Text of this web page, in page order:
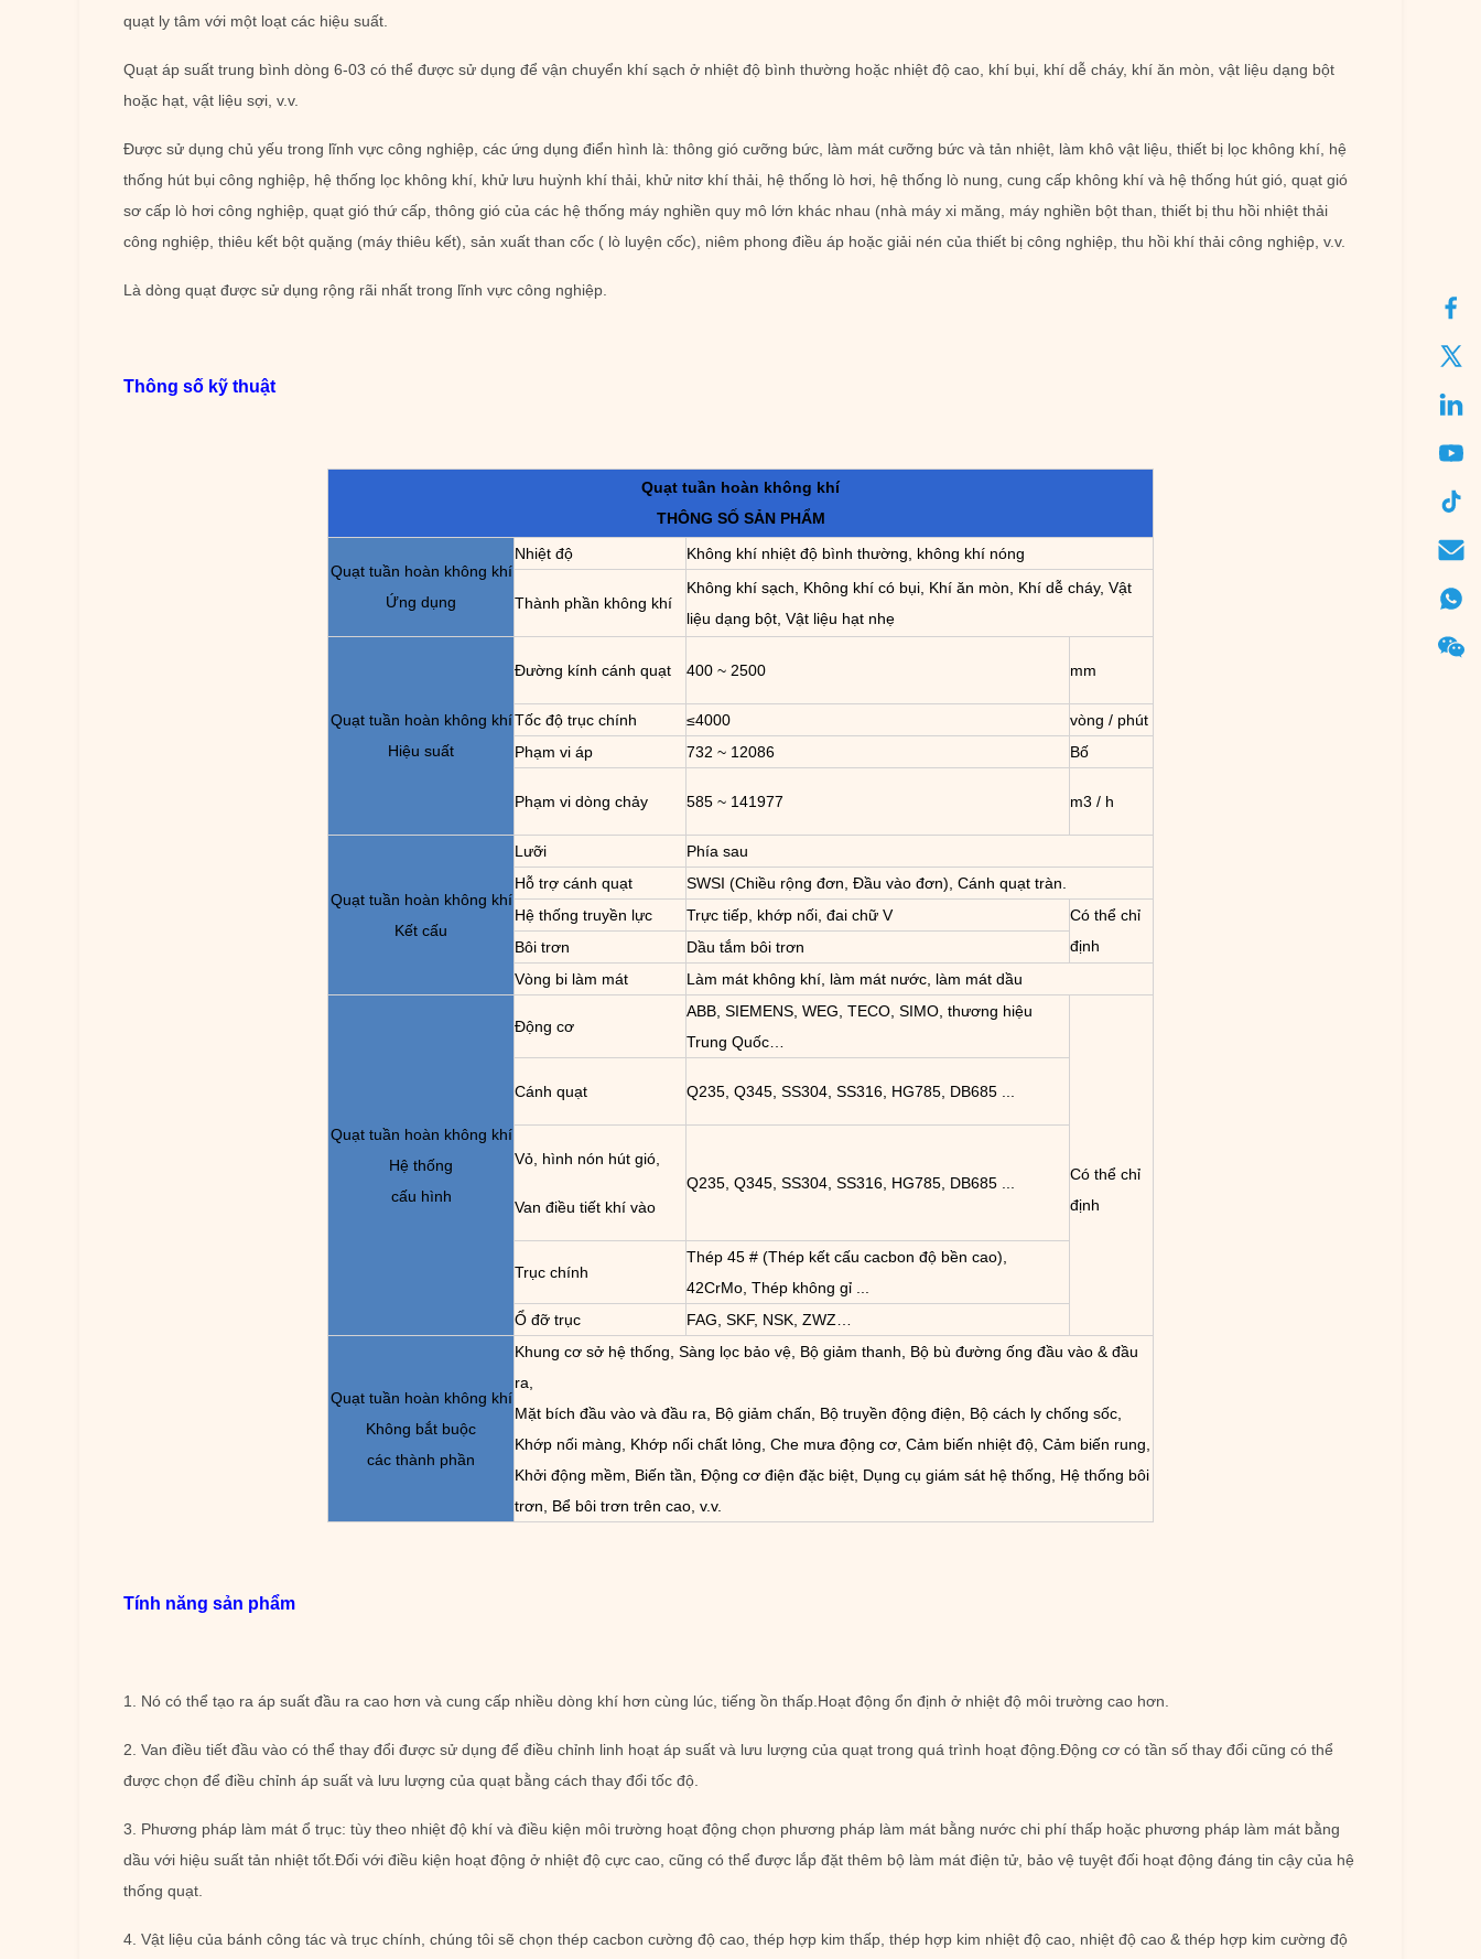
quạt ly tâm với một loạt các hiệu suất.
Quạt áp suất trung bình dòng 6-03 có thể được sử dụng để vận chuyển khí sạch ở nhiệt độ bình thường hoặc nhiệt độ cao, khí bụi, khí dễ cháy, khí ăn mòn, vật liệu dạng bột
hoặc hạt, vật liệu sợi, v.v.
Được sử dụng chủ yếu trong lĩnh vực công nghiệp, các ứng dụng điển hình là: thông gió cưỡng bức, làm mát cưỡng bức và tản nhiệt, làm khô vật liệu, thiết bị lọc không khí, hệ
thống hút bụi công nghiệp, hệ thống lọc không khí, khử lưu huỳnh khí thải, khử nitơ khí thải, hệ thống lò hơi, hệ thống lò nung, cung cấp không khí và hệ thống hút gió, quạt gió
sơ cấp lò hơi công nghiệp, quạt gió thứ cấp, thông gió của các hệ thống máy nghiền quy mô lớn khác nhau (nhà máy xi măng, máy nghiền bột than, thiết bị thu hồi nhiệt thải
công nghiệp, thiêu kết bột quặng (máy thiêu kết), sản xuất than cốc ( lò luyện cốc), niêm phong điều áp hoặc giải nén của thiết bị công nghiệp, thu hồi khí thải công nghiệp, v.v.
Là dòng quạt được sử dụng rộng rãi nhất trong lĩnh vực công nghiệp.
Thông số kỹ thuật
Quạt tuần hoàn không khí
THÔNG SỐ SẢN PHẨM
Quạt tuần hoàn không khí
Ứng dụng
Nhiệt độ Không khí nhiệt độ bình thường, không khí nóng
Thành phần không khí
Không khí sạch, Không khí có bụi, Khí ăn mòn, Khí dễ cháy, Vật
liệu dạng bột, Vật liệu hạt nhẹ
Quạt tuần hoàn không khí
Hiệu suất
Đường kính cánh quạt 400 ~ 2500 mm
Tốc độ trục chính ≤4000
vòng / phút
Phạm vi áp
732 ~ 12086 Bố
Phạm vi dòng chảy 585 ~ 141977 m3 / h
Quạt tuần hoàn không khí
Kết cấu
Lưỡi
Phía sau
Hỗ trợ cánh quạt
SWSI (Chiều rộng đơn, Đầu vào đơn), Cánh quạt tràn.
Hệ thống truyền lực
Trực tiếp, khớp nối, đai chữ V
Có thể chỉ
định
Bôi trơn
Dầu tắm bôi trơn
Vòng bi làm mát
Làm mát không khí, làm mát nước, làm mát dầu
Quạt tuần hoàn không khí
Hệ thống
cấu hình
Động cơ
ABB, SIEMENS, WEG, TECO, SIMO, thương hiệu
Trung Quốc…
Có thể chỉ
định
Cánh quạt Q235, Q345, SS304, SS316, HG785, DB685 ...
Vỏ, hình nón hút gió,
Van điều tiết khí vào
Q235, Q345, SS304, SS316, HG785, DB685 ...
Trục chính
Thép 45 # (Thép kết cấu cacbon độ bền cao),
42CrMo, Thép không gỉ ...
Ổ đỡ trục
FAG, SKF, NSK, ZWZ…
Quạt tuần hoàn không khí
Không bắt buộc
các thành phần
Khung cơ sở hệ thống, Sàng lọc bảo vệ, Bộ giảm thanh, Bộ bù đường ống đầu vào & đầu
ra,
Mặt bích đầu vào và đầu ra, Bộ giảm chấn, Bộ truyền động điện, Bộ cách ly chống sốc,
Khớp nối màng, Khớp nối chất lỏng, Che mưa động cơ, Cảm biến nhiệt độ, Cảm biến rung,
Khởi động mềm, Biến tần, Động cơ điện đặc biệt, Dụng cụ giám sát hệ thống, Hệ thống bôi
trơn, Bể bôi trơn trên cao, v.v.
Tính năng sản phẩm
1. Nó có thể tạo ra áp suất đầu ra cao hơn và cung cấp nhiều dòng khí hơn cùng lúc, tiếng ồn thấp.Hoạt động ổn định ở nhiệt độ môi trường cao hơn.
2. Van điều tiết đầu vào có thể thay đổi được sử dụng để điều chỉnh linh hoạt áp suất và lưu lượng của quạt trong quá trình hoạt động.Động cơ có tần số thay đổi cũng có thể
được chọn để điều chỉnh áp suất và lưu lượng của quạt bằng cách thay đổi tốc độ.
3. Phương pháp làm mát ổ trục: tùy theo nhiệt độ khí và điều kiện môi trường hoạt động chọn phương pháp làm mát bằng nước chi phí thấp hoặc phương pháp làm mát bằng
dầu với hiệu suất tản nhiệt tốt.Đối với điều kiện hoạt động ở nhiệt độ cực cao, cũng có thể được lắp đặt thêm bộ làm mát điện tử, bảo vệ tuyệt đối hoạt động đáng tin cậy của hệ
thống quạt.
4. Vật liệu của bánh công tác và trục chính, chúng tôi sẽ chọn thép cacbon cường độ cao, thép hợp kim thấp, thép hợp kim nhiệt độ cao, nhiệt độ cao & thép hợp kim cường độ